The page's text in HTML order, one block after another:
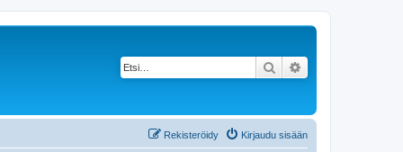
Etsi
Kirjaudu sisään
Rekisteröidy